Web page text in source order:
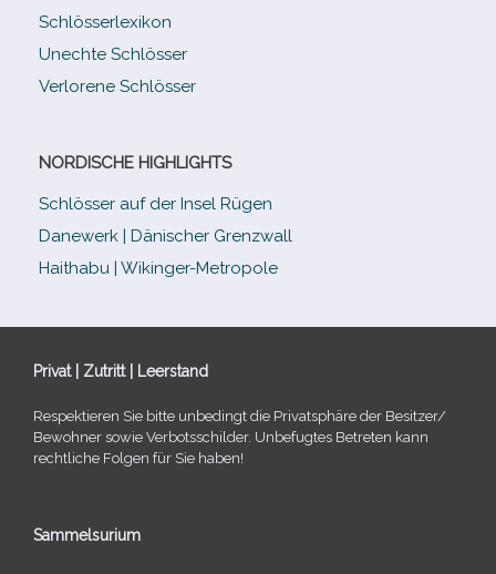
Schlösserlexikon
Unechte Schlösser
Verlorene Schlösser
NORDISCHE HIGHLIGHTS
Schlösser auf der Insel Rügen
Danewerk | Dänischer Grenzwall
Haithabu | Wikinger-Metropole
Privat | Zutritt | Leerstand
Respektieren Sie bitte unbe­dingt die Privatsphäre der Besitzer/​
Bewohner sowie Verbotsschilder. Unbefugtes Betreten kann
recht­li­che Folgen für Sie haben!
Sammelsurium